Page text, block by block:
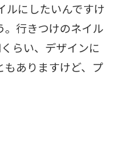
ルにしたいんですけ
行きつけのネイル
らい、デザインに
もありますけど、プ